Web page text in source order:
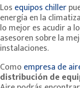
Los equipos chiller
energía en la
lo mejor es acudir a
asesoren sobre la
instalaciones.
Como empresa de
distribución de